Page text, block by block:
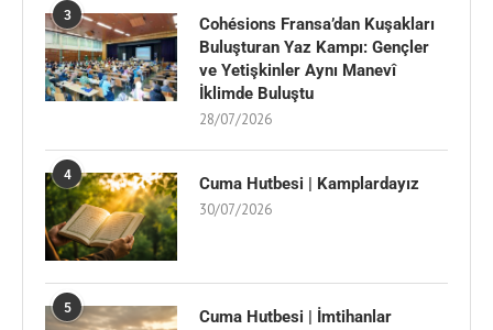
3
Cohésions Fransa’dan Kuşakları
Buluşturan Yaz Kampı: Gençler
ve Yetişkinler Aynı Manevî
İklimde Buluştu
28/07/2026
4 Cuma Hutbesi | Kamplardayız
30/07/2026
5
Cuma Hutbesi | İmtihanlar